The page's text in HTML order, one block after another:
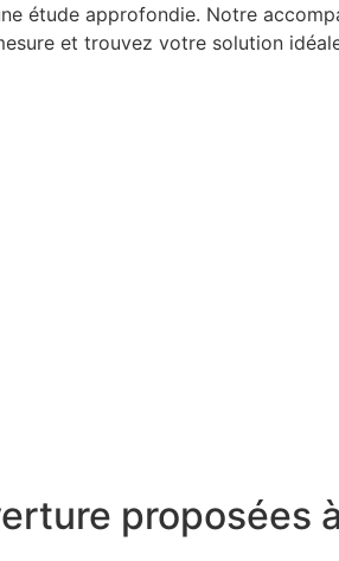
étude approfondie. Notre
et trouvez votre solution
proposées